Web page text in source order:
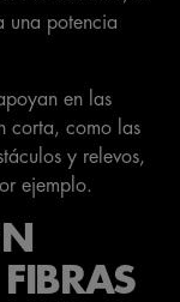
una potencia
en las
corta, como las
y relevos,
ejemplo.